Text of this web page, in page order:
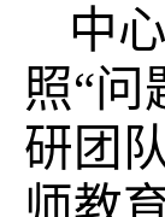
中
照“问
研团